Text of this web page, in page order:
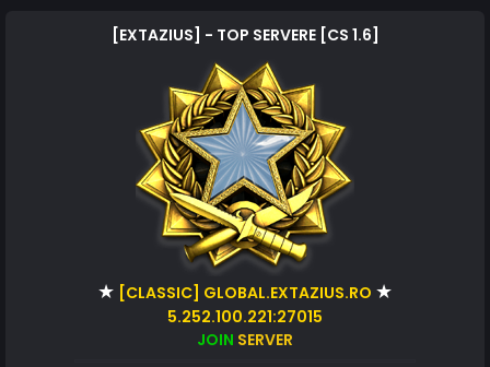
[EXTAZIUS] - TOP SERVERE [CS 1.6]
★ [CLASSIC] GLOBAL.EXTAZIUS.RO ★
5.252.100.221:27015
JOIN SERVER